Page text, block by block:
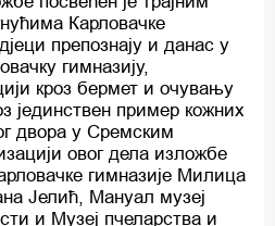
Карловачке
препознају и данас у
гимназију,
кроз бермет и очувању
јединствен пример кожних
двора у Сремским
овог дела изложбе
гимназије Милица
Јелић, Мануал музеј
и Музеј пчеларства и